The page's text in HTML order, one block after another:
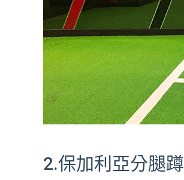
2.保加利亞分腿蹲